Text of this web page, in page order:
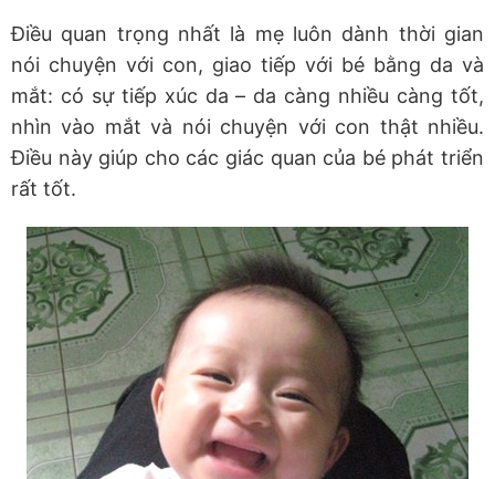
Điều quan trọng nhất là mẹ luôn dành thời gian
nói chuyện với con, giao tiếp với bé bằng da và
mắt: có sự tiếp xúc da – da càng nhiều càng tốt,
nhìn vào mắt và nói chuyện với con thật nhiều.
Điều này giúp cho các giác quan của bé phát triển
rất tốt.